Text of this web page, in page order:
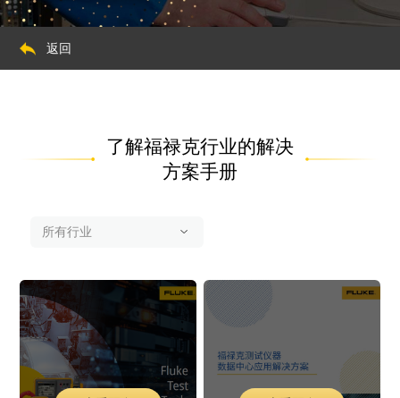
返回
了解福禄克行业的解决
方案手册